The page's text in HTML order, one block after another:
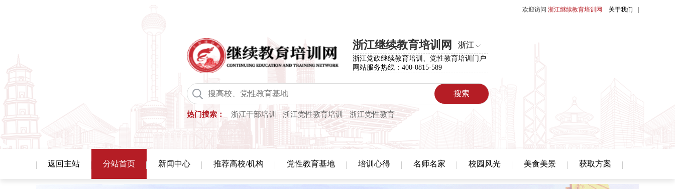
欢迎访问 浙江继续教育培训网 关于我们
浙江继续教育培训网
浙江党政继续教育培训、党性教育培训门户
网站服务热线：400-0815-589
浙江
热门搜索： 浙江干部培训 浙江党性教育培训 浙江党性教育
返回主站 分站首页 新闻中心 推荐高校/机构 党性教育基地 培训心得 名师名家 校园风光 美食美景 获取方案